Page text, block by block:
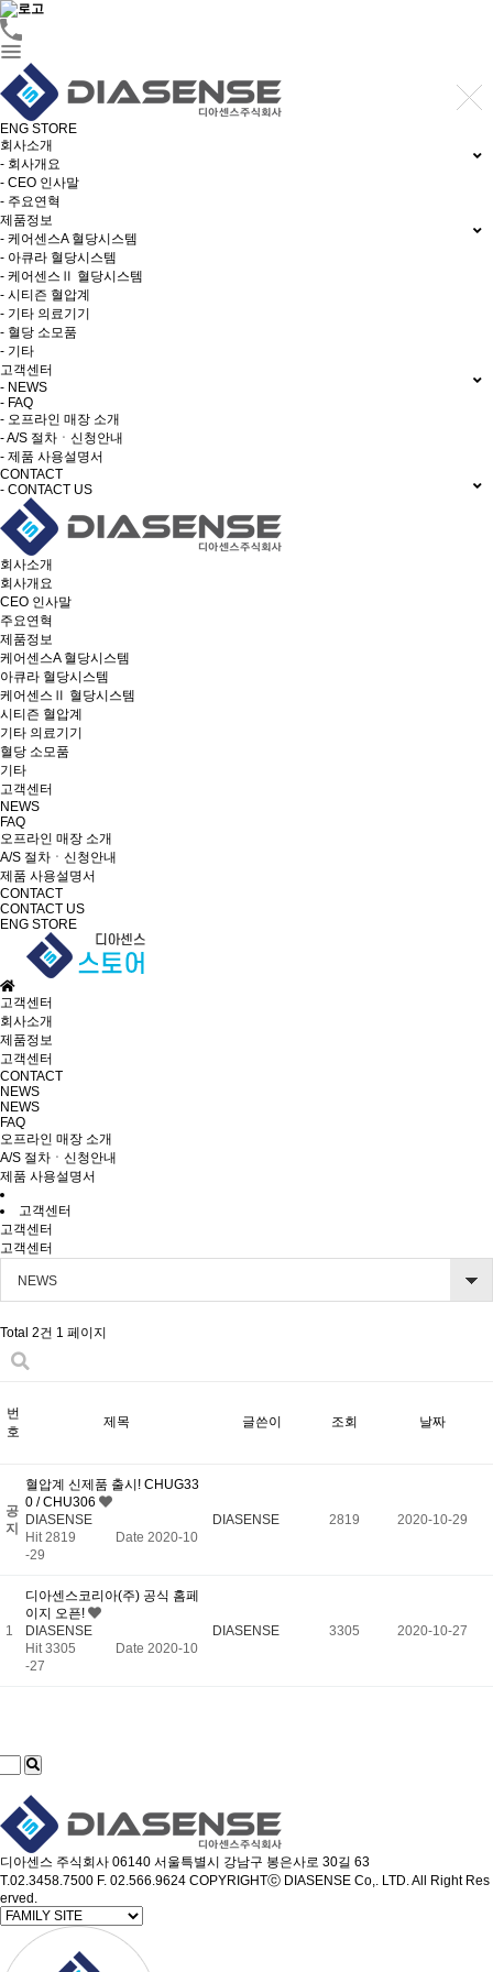
ENG STORE
회사소개
- 회사개요
- CEO 인사말
- 주요연혁
제품정보
- 케어센스A 혈당시스템
- 아큐라 혈당시스템
- 케어센스Ⅱ 혈당시스템
- 시티즌 혈압계
- 기타 의료기기
- 혈당 소모품
- 기타
고객센터
- NEWS
- FAQ
- 오프라인 매장 소개
- A/S 절차ㆍ신청안내
- 제품 사용설명서
CONTACT
- CONTACT US
회사소개
회사개요
CEO 인사말
주요연혁
제품정보
케어센스A 혈당시스템
아큐라 혈당시스템
케어센스Ⅱ 혈당시스템
시티즌 혈압계
기타 의료기기
혈당 소모품
기타
고객센터
NEWS
FAQ
오프라인 매장 소개
A/S 절차ㆍ신청안내
제품 사용설명서
CONTACT
CONTACT US
ENG STORE
고객센터
회사소개
제품정보
고객센터
CONTACT
NEWS
NEWS
FAQ
오프라인 매장 소개
A/S 절차ㆍ신청안내
제품 사용설명서
고객센터
고객센터
고객센터
NEWS
Total 2건 1 페이지
번
호
제목 글쓴이 조회 날짜
공
지
혈압계 신제품 출시! CHUG33
0 / CHU306
DIASENSE
Hit 2819
Date 2020-10
-29
DIASENSE 2819 2020-10-29
1
디아센스코리아(주) 공식 홈페
이지 오픈!
DIASENSE
Hit 3305
Date 2020-10
-27
DIASENSE 3305 2020-10-27
디아센스 주식회사 06140 서울특별시 강남구 봉은사로 30길 63
T.02.3458.7500 F. 02.566.9624 COPYRIGHTⓒ DIASENSE Co,. LTD. All Right Res
erved.